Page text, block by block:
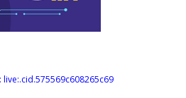
live:.cid.575569c608265c69